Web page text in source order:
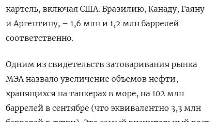
картель, включая США. Бразилию, Канаду, Гаяну
и Аргентину, – 1,6 млн и 1,2 млн баррелей
соответственно.
Одним из свидетельств затоваривания рынка
МЭА назвало увеличение объемов нефти,
хранящихся на танкерах в море, на 102 млн
баррелей в сентябре (что эквивалентно 3,3 млн